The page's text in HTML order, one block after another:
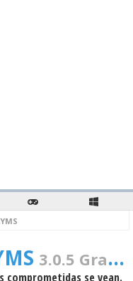
3.0.5 Gratis Para PC
comprometidas se vean.